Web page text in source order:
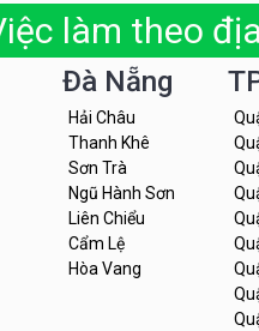
làm theo
Đà Nẵng
Hải Châu
Thanh Khê
Sơn Trà
Ngũ Hành Sơn
Liên Chiểu
Cẩm Lệ
Hòa Vang